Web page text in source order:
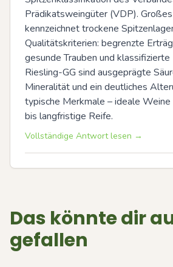
Prädikatsweingüter (VDP).
kennzeichnet trockene
Qualitätskriterien: begrenzte
gesunde Trauben und klassifizierte
Riesling-GG sind ausgeprägte
Mineralität und ein deutliches
typische Merkmale – ideale
bis langfristige Reife.
Vollständige Antwort lesen →
Das könnte dir
gefallen